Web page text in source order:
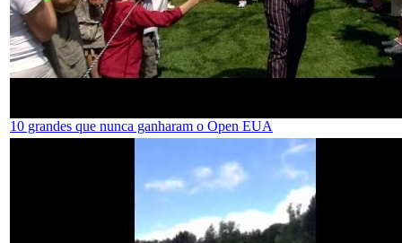
10 grandes que nunca ganharam o Open EUA